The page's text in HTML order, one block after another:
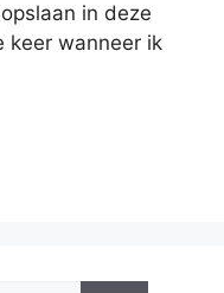
in deze
keer wanneer ik